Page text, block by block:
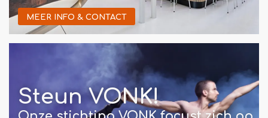
MEER INFO & CONTACT
Steun VONK!